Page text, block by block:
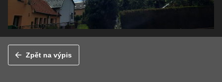
Zpět na výpis